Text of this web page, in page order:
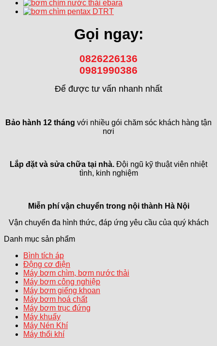
Gọi ngay:
0826226136
0981990386
Để được tư vấn nhanh nhất
Bảo hành 12 tháng với nhiều gói chăm sóc khách hàng tận
nơi
Lắp đặt và sửa chữa tại nhà. Đội ngũ kỹ thuật viên nhiệt
tình, kinh nghiệm
Miễn phí vận chuyển trong nội thành Hà Nội
Vận chuyển đa hình thức, đáp ứng yêu cầu của quý khách
Danh mục sản phẩm
Bình tích áp
Động cơ điện
Máy bơm chìm, bơm nước thải
Máy bơm công nghiệp
Máy bơm giếng khoan
Máy bơm hoá chất
Máy bơm trục đứng
Máy khuấy
Máy Nén Khí
Máy thổi khí